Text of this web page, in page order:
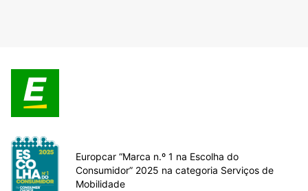
Europcar “Marca n.º 1 na Escolha do
Consumidor” 2025 na categoria Serviços de
Mobilidade